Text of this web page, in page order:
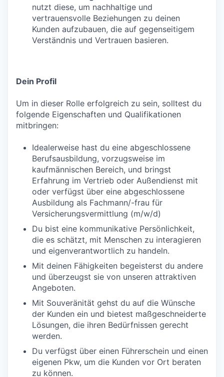
nutzt diese, um nachhaltige und
vertrauensvolle Beziehungen zu deinen
Kunden aufzubauen, die auf gegenseitigem
Verständnis und Vertrauen basieren.
Dein Profil
Um in dieser Rolle erfolgreich zu sein, solltest du
folgende Eigenschaften und Qualifikationen
mitbringen:
Idealerweise hast du eine abgeschlossene
Berufsausbildung, vorzugsweise im
kaufmännischen Bereich, und bringst
Erfahrung im Vertrieb oder Außendienst mit
oder verfügst über eine abgeschlossene
Ausbildung als Fachmann/-frau für
Versicherungsvermittlung (m/w/d)
Du bist eine kommunikative Persönlichkeit,
die es schätzt, mit Menschen zu interagieren
und eigenverantwortlich zu handeln.
Mit deinen Fähigkeiten begeisterst du andere
und überzeugst sie von unseren attraktiven
Angeboten.
Mit Souveränität gehst du auf die Wünsche
der Kunden ein und bietest maßgeschneiderte
Lösungen, die ihren Bedürfnissen gerecht
werden.
Du verfügst über einen Führerschein und einen
eigenen Pkw, um die Kunden vor Ort beraten
zu können.